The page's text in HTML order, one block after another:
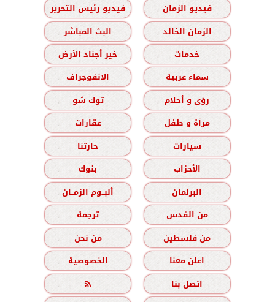
فيديو الزمان
فيديو رئيس التحرير
الزمان الخالد
البث المباشر
خدمات
خير أجناد الأرض
سماء عربية
الانفوجراف
رؤى و أحلام
توك شو
مرأة و طفل
عقارات
سيارات
حارتنا
الأحزاب
بنوك
البرلمان
ألبــوم الزمــان
من القدس
ترجمة
من فلسطين
من نحن
اعلن معنا
الخصوصية
اتصل بنا
